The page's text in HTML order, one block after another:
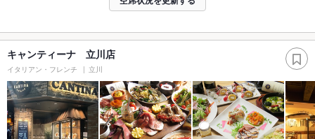
キャンティーナ 立川店
イタリアン・フレンチ 立川